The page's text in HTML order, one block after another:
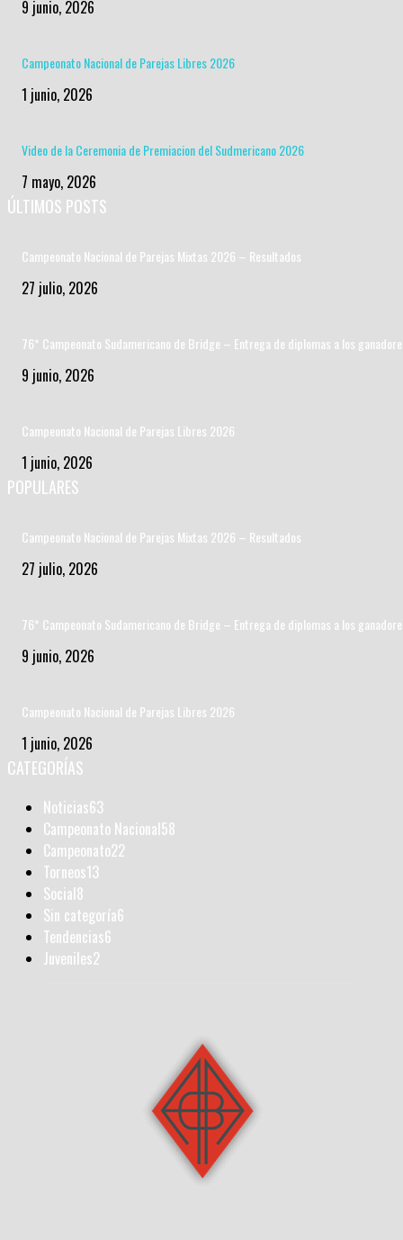
9 junio, 2026
Campeonato Nacional de Parejas Libres 2026
1 junio, 2026
Video de la Ceremonia de Premiacion del Sudmericano 2026
7 mayo, 2026
ÚLTIMOS POSTS
Campeonato Nacional de Parejas Mixtas 2026 – Resultados
27 julio, 2026
76* Campeonato Sudamericano de Bridge – Entrega de diplomas a los
9 junio, 2026
Campeonato Nacional de Parejas Libres 2026
1 junio, 2026
POPULARES
Campeonato Nacional de Parejas Mixtas 2026 – Resultados
27 julio, 2026
76* Campeonato Sudamericano de Bridge – Entrega de diplomas a los
9 junio, 2026
Campeonato Nacional de Parejas Libres 2026
1 junio, 2026
CATEGORÍAS
Noticias63
Campeonato Nacional58
Campeonato22
Torneos13
Social8
Sin categoría6
Tendencias6
Juveniles2